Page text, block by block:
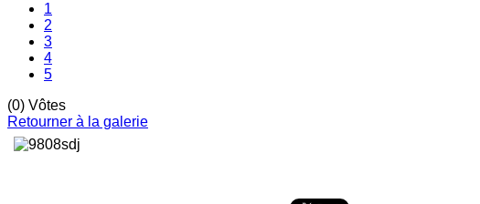
1
2
3
4
5
(0) Vôtes
Retourner à la galerie